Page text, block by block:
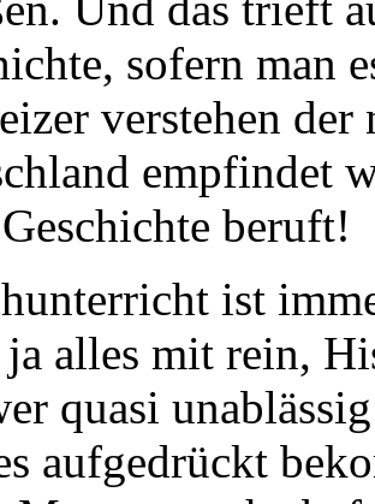
sofern man
verstehen
empfindet
beruft!
ist
ja alles mit rein,
quasi
aufgedrückt